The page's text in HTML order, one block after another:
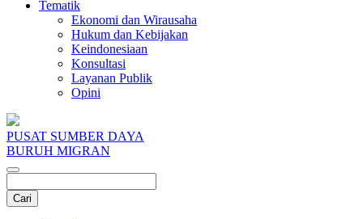
Tematik
Ekonomi dan Wirausaha
Hukum dan Kebijakan
Keindonesiaan
Konsultasi
Layanan Publik
Opini
PUSAT SUMBER DAYA
BURUH MIGRAN